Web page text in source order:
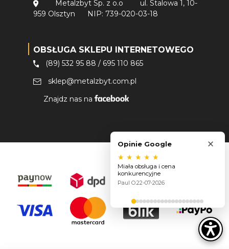
Metalzbyt Sp. z o.o
ul. Stalowa 1, 10-
959 Olsztyn
NIP: 739-020-03-18
OBSŁUGA SKLEPU INTERNETOWEGO
(89) 532 95 88 / 695 110 865
sklep@metalzbyt.com.pl
Znajdz nas na
Opinie Google ×
★ ★ ★ ★ ★
Miała obsługa i cena
konkurencyjne
Paul O.22-07-2026